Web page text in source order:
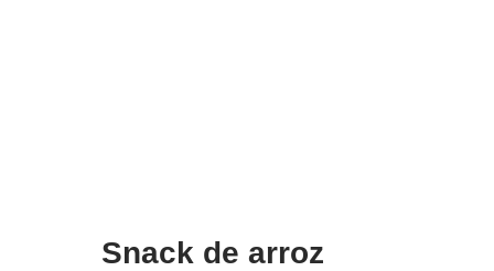
Snack de arroz